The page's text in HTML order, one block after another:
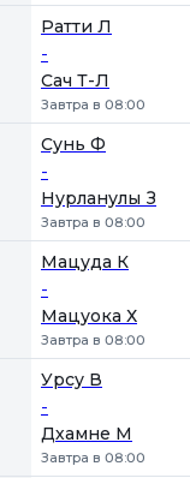
Ратти Л
-
Сач Т-Л
Завтра в 08:00
Сунь Ф
-
Нурланулы З
Завтра в 08:00
Мацуда К
-
Мацуока Х
Завтра в 08:00
Урсу В
-
Дхамне М
Завтра в 08:00